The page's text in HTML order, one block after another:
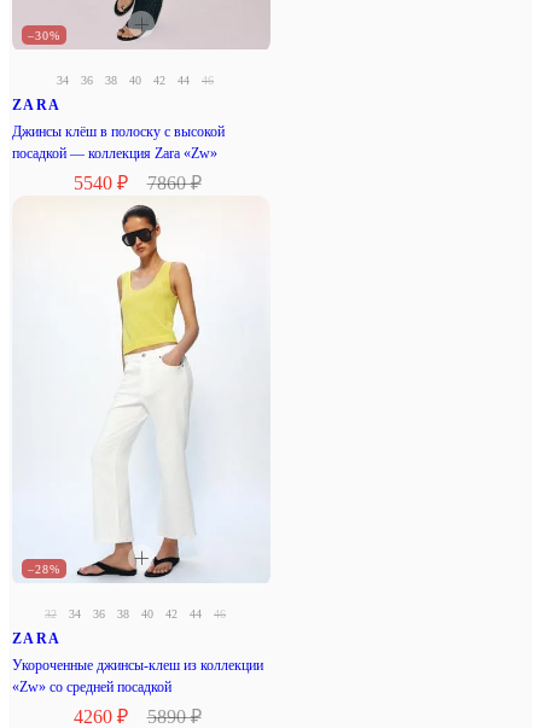
–30%
34 36 38 40 42 44 46
ZARA
Джинсы клёш в полоску с высокой
посадкой — коллекция Zara «Zw»
5540 ₽ 7860 ₽
–28%
32 34 36 38 40 42 44 46
ZARA
Укороченные джинсы-клеш из коллекции
«Zw» со средней посадкой
4260 ₽ 5890 ₽